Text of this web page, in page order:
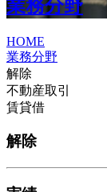
業務分野
HOME
業務分野
解除
不動産取引
賃貸借
解除